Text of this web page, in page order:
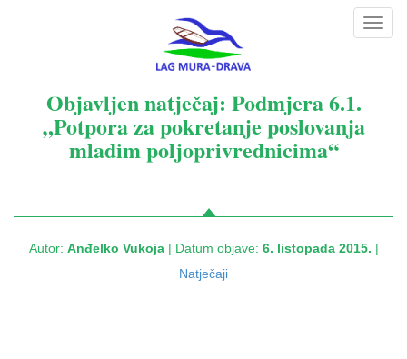
Objavljen natječaj: Podmjera 6.1.
„Potpora za pokretanje poslovanja
mladim poljoprivrednicima“
Autor: Anđelko Vukoja| Datum objave: 6. listopada 2015. |
Natječaji